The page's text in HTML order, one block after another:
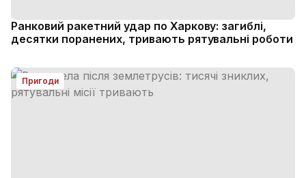
Ранковий ракетний удар по Харкову: загиблі,
десятки поранених, тривають рятувальні роботи
Пригоди